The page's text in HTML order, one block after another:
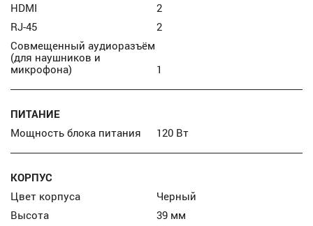
HDMI
2
RJ-45
2
Совмещенный аудиоразъём
(для наушников и
микрофона)
1
ПИТАНИЕ
Мощность блока питания
120 Вт
КОРПУС
Цвет корпуса
Черный
Высота
39 мм